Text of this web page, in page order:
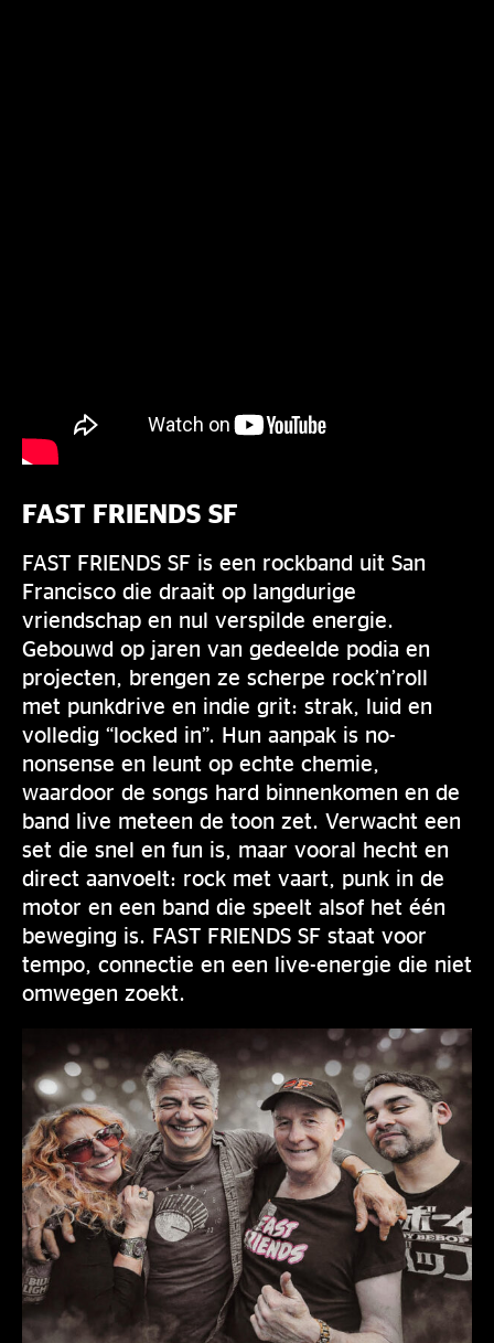
FAST FRIENDS SF
FAST FRIENDS SF is een rockband uit San
Francisco die draait op langdurige
vriendschap en nul verspilde energie.
Gebouwd op jaren van gedeelde podia en
projecten, brengen ze scherpe rock’n’roll
met punkdrive en indie grit: strak, luid en
volledig “locked in”. Hun aanpak is no-
nonsense en leunt op echte chemie,
waardoor de songs hard binnenkomen en de
band live meteen de toon zet. Verwacht een
set die snel en fun is, maar vooral hecht en
direct aanvoelt: rock met vaart, punk in de
motor en een band die speelt alsof het één
beweging is. FAST FRIENDS SF staat voor
tempo, connectie en een live-energie die niet
omwegen zoekt.